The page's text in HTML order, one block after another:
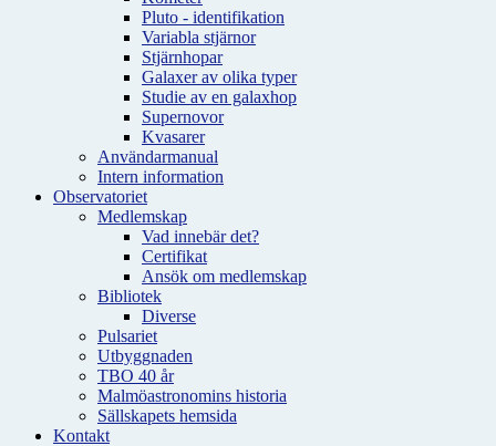
Pluto - identifikation
Variabla stjärnor
Stjärnhopar
Galaxer av olika typer
Studie av en galaxhop
Supernovor
Kvasarer
Användarmanual
Intern information
Observatoriet
Medlemskap
Vad innebär det?
Certifikat
Ansök om medlemskap
Bibliotek
Diverse
Pulsariet
Utbyggnaden
TBO 40 år
Malmöastronomins historia
Sällskapets hemsida
Kontakt